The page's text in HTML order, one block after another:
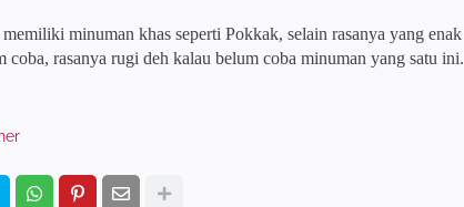
minuman khas seperti Pokkak, selain rasanya yang enak
coba, rasanya rugi deh kalau belum coba minuman yang satu ini.